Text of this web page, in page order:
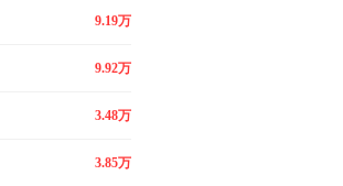
9.19万
9.92万
3.48万
3.85万